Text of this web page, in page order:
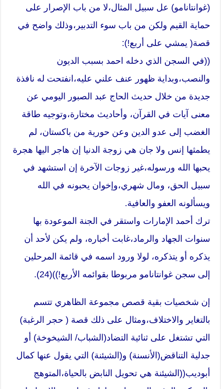
(غوانتانامو) عل سبيل المثال،لا من باب الإصرار على
حماية القيم ولكن من باب سوء التدبير،وذلك واضح في
قصة( يمشي على أربع!):
((في السجن الذي دخله احمد بسبب الديون
والنصب،وبداية ظهور عنف علني عليه،انفتحت له نافذة
جديدة من خلال حديث الحاج عبد الصبور اليومي عن
معنى آيات في القرآن، وأحاديث مختارة،وتوجيه طاقة
الغضب إلى عدو الدين وعن حورية من باكستان، لم
يطمثها إنس ولا جان هي زوجة الدنيا إن هاجر اليها هجرة
يحبها الله ورسوله،غير زوجات الآخرة إن استشهد في
سبيل الحق، ومال شهري،وإخوان يحبونه في الله
ويسألونه العفو والعافية.
ترك أحمد الإمارات واستقر في الجنة الموعودة بها
سنوات الجهاد والرماد،غابت أخباره، ولم يكن لأحد أن
يذكره أو يتذكره، لولا ورود اسمه في قائمة المرحلين
إلى سجن غوانتانامو مربوطا بقوائمه الأربع!))(24).
إن شخصيات بقية قصص مجموعة الظاهري تتسم
بالتغاير والاختلاف،ومثال على ذلك قصة ( حجر الرغبة)
التي تشتغل على ثنائية التضاد(الشباب/ الشيخوخة) أو
جدلية التناقض(الأنسنة) و(الشيئنة) التي يقول عنها كمال
أبوديب((الشيئنة هي تحويل النابض بالحياة،المتوهج